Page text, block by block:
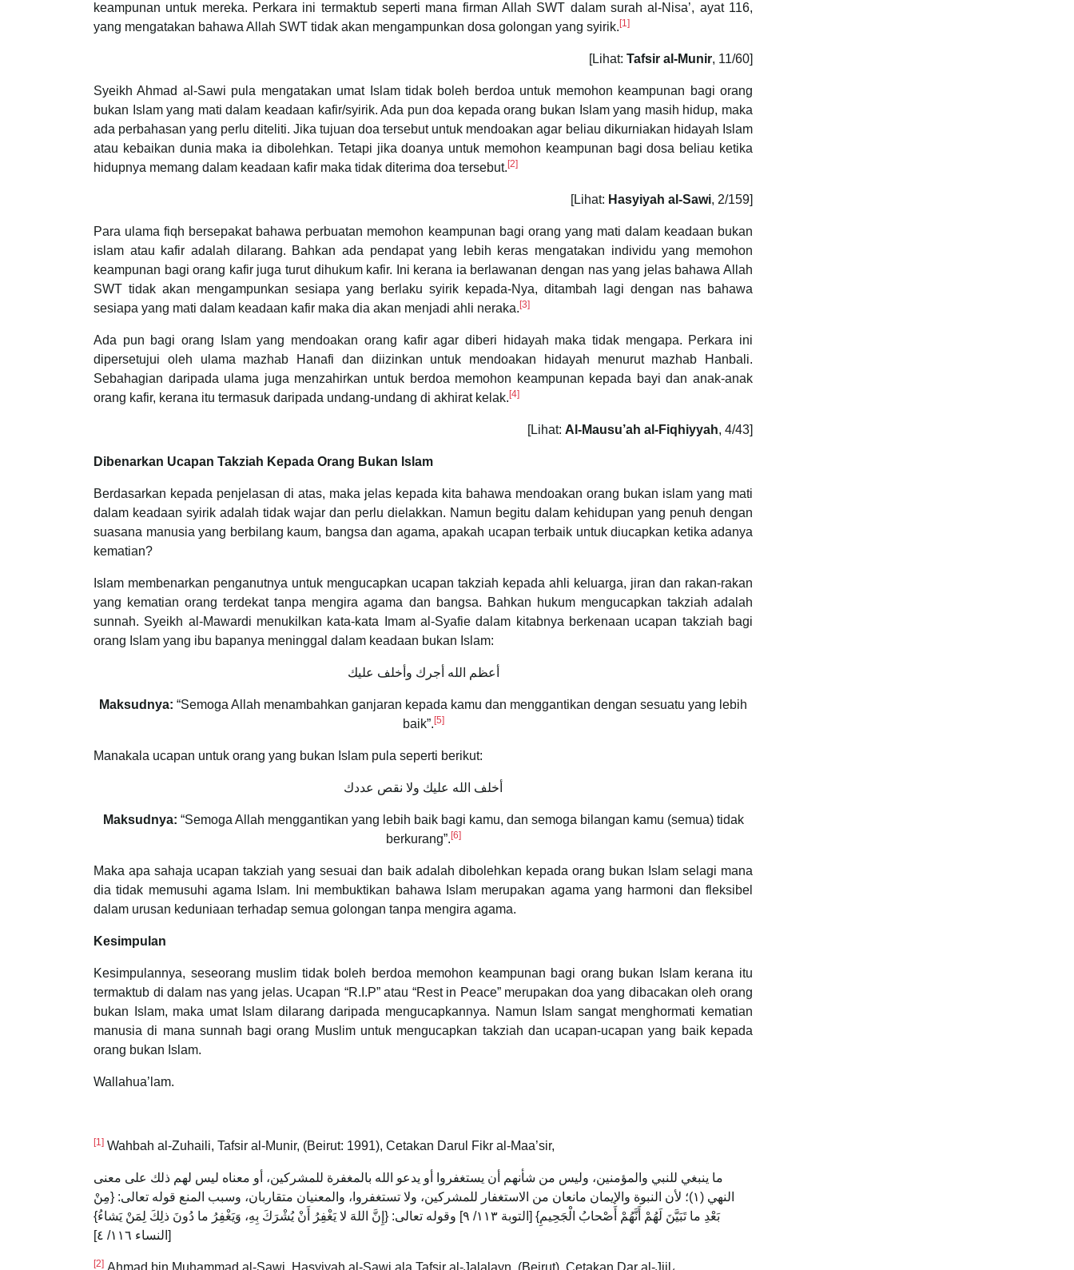
keampunan untuk mereka. Perkara ini termaktub seperti mana firman Allah SWT dalam surah al-Nisa’, ayat 116,
yang mengatakan bahawa Allah SWT tidak akan mengampunkan dosa golongan yang syirik. [1]
[Lihat: Tafsir al-Munir, 11/60]
Syeikh Ahmad al-Sawi pula mengatakan umat Islam tidak boleh berdoa untuk memohon keampunan bagi orang
bukan Islam yang mati dalam keadaan kafir/syirik. Ada pun doa kepada orang bukan Islam yang masih hidup, maka
ada perbahasan yang perlu diteliti. Jika tujuan doa tersebut untuk mendoakan agar beliau dikurniakan hidayah Islam
atau kebaikan dunia maka ia dibolehkan. Tetapi jika doanya untuk memohon keampunan bagi dosa beliau ketika
hidupnya memang dalam keadaan kafir maka tidak diterima doa tersebut. [2]
[Lihat: Hasyiyah al-Sawi, 2/159]
Para ulama fiqh bersepakat bahawa perbuatan memohon keampunan bagi orang yang mati dalam keadaan bukan
islam atau kafir adalah dilarang. Bahkan ada pendapat yang lebih keras mengatakan individu yang memohon
keampunan bagi orang kafir juga turut dihukum kafir. Ini kerana ia berlawanan dengan nas yang jelas bahawa Allah
SWT tidak akan mengampunkan sesiapa yang berlaku syirik kepada-Nya, ditambah lagi dengan nas bahawa
sesiapa yang mati dalam keadaan kafir maka dia akan menjadi ahli neraka. [3]
Ada pun bagi orang Islam yang mendoakan orang kafir agar diberi hidayah maka tidak mengapa. Perkara ini
dipersetujui oleh ulama mazhab Hanafi dan diizinkan untuk mendoakan hidayah menurut mazhab Hanbali.
Sebahagian daripada ulama juga menzahirkan untuk berdoa memohon keampunan kepada bayi dan anak-anak
orang kafir, kerana itu termasuk daripada undang-undang di akhirat kelak. [4]
[Lihat: Al-Mausu’ah al-Fiqhiyyah, 4/43]
Dibenarkan Ucapan Takziah Kepada Orang Bukan Islam
Berdasarkan kepada penjelasan di atas, maka jelas kepada kita bahawa mendoakan orang bukan islam yang mati
dalam keadaan syirik adalah tidak wajar dan perlu dielakkan. Namun begitu dalam kehidupan yang penuh dengan
suasana manusia yang berbilang kaum, bangsa dan agama, apakah ucapan terbaik untuk diucapkan ketika adanya
kematian?
Islam membenarkan penganutnya untuk mengucapkan ucapan takziah kepada ahli keluarga, jiran dan rakan-rakan
yang kematian orang terdekat tanpa mengira agama dan bangsa. Bahkan hukum mengucapkan takziah adalah
sunnah. Syeikh al-Mawardi menukilkan kata-kata Imam al-Syafie dalam kitabnya berkenaan ucapan takziah bagi
orang Islam yang ibu bapanya meninggal dalam keadaan bukan Islam:
أعظم الله أجرك وأخلف عليك
Maksudnya: “Semoga Allah menambahkan ganjaran kepada kamu dan menggantikan dengan sesuatu yang lebih
baik”. [5]
Manakala ucapan untuk orang yang bukan Islam pula seperti berikut:
أخلف الله عليك ولا نقص عددك
Maksudnya: “Semoga Allah menggantikan yang lebih baik bagi kamu, dan semoga bilangan kamu (semua) tidak
berkurang”. [6]
Maka apa sahaja ucapan takziah yang sesuai dan baik adalah dibolehkan kepada orang bukan Islam selagi mana
dia tidak memusuhi agama Islam. Ini membuktikan bahawa Islam merupakan agama yang harmoni dan fleksibel
dalam urusan keduniaan terhadap semua golongan tanpa mengira agama.
Kesimpulan
Kesimpulannya, seseorang muslim tidak boleh berdoa memohon keampunan bagi orang bukan Islam kerana itu
termaktub di dalam nas yang jelas. Ucapan “R.I.P” atau “Rest in Peace” merupakan doa yang dibacakan oleh orang
bukan Islam, maka umat Islam dilarang daripada mengucapkannya. Namun Islam sangat menghormati kematian
manusia di mana sunnah bagi orang Muslim untuk mengucapkan takziah dan ucapan-ucapan yang baik kepada
orang bukan Islam.
Wallahua’lam.
[1] Wahbah al-Zuhaili, Tafsir al-Munir, (Beirut: 1991), Cetakan Darul Fikr al-Maa’sir,
ما ينبغي للنبي والمؤمنين، وليس من شأنهم أن يستغفروا أو يدعو الله بالمغفرة للمشركين، أو معناه ليس لهم ذلك على معنى
النهي (١)؛ لأن النبوة والإيمان مانعان من الاستغفار للمشركين، ولا تستغفروا، والمعنيان متقاربان، وسبب المنع قوله تعالى: {مِنْ
بَعْدِ ما تَبَيَّنَ لَهُمْ أَنَّهُمْ أَصْحابُ الْجَحِيمِ} [التوبة ١١٣/ ٩] وقوله تعالى: {إِنَّ اللهَ لا يَغْفِرُ أَنْ يُشْرَكَ بِهِ، وَيَغْفِرُ ما دُونَ ذلِكَ لِمَنْ يَشاءُ}
[النساء ١١٦/ ٤]
[2]